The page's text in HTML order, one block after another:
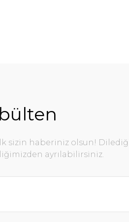
sizin haberiniz olsun!
ayrılabilirsiniz.